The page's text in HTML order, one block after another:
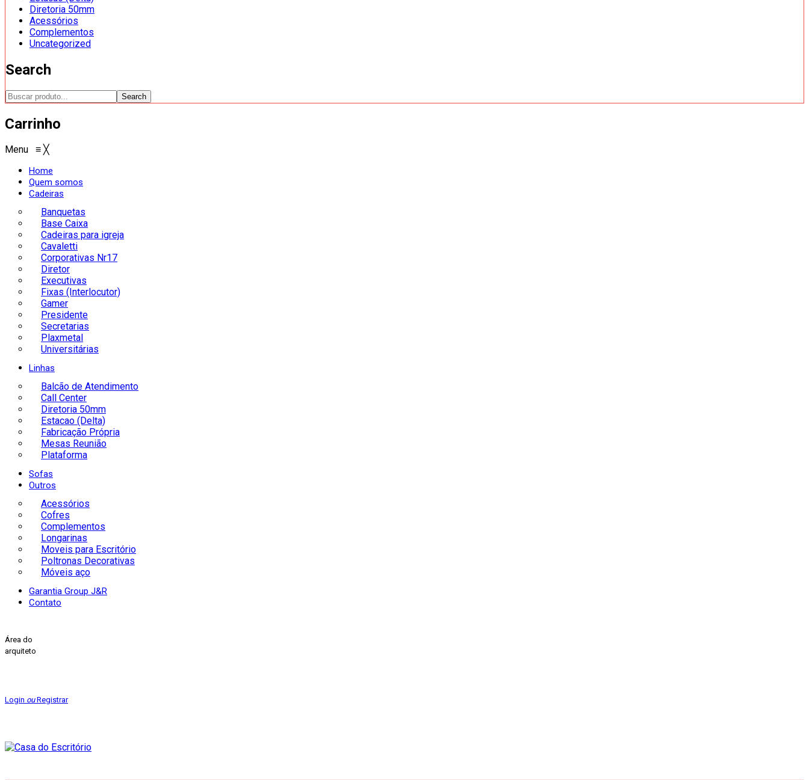
Diretoria 50mm
Acessórios
Complementos
Uncategorized
Search
Search
Carrinho
Menu ≡ ╳
Home
Quem somos
Cadeiras
Banquetas
Base Caixa
Cadeiras para igreja
Cavaletti
Corporativas Nr17
Diretor
Executivas
Fixas (Interlocutor)
Gamer
Presidente
Secretarias
Plaxmetal
Universitárias
Linhas
Balcão de Atendimento
Call Center
Diretoria 50mm
Estacao (Delta)
Fabricação Própria
Mesas Reunião
Plataforma
Sofas
Outros
Acessórios
Cofres
Complementos
Longarinas
Moveis para Escritório
Poltronas Decorativas
Móveis aço
Garantia Group J&R
Contato
Área do
arquiteto
Login ouRegistrar